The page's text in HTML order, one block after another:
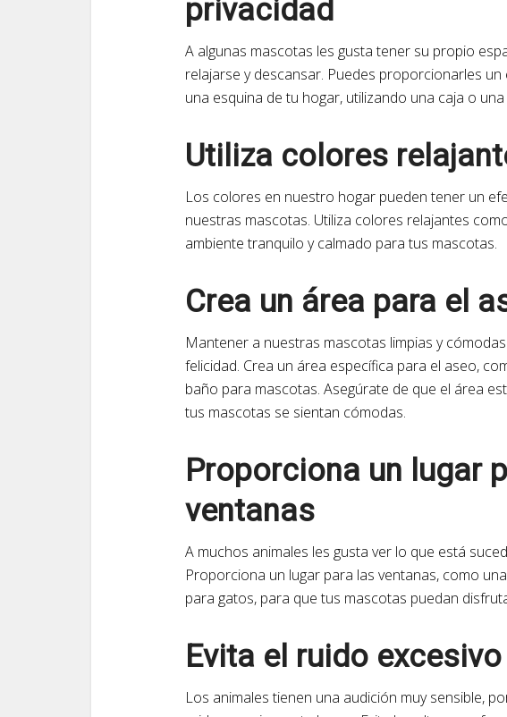
privacidad
A algunas mascotas les gusta tener su propio
relajarse y descansar. Puedes proporcionarles
una esquina de tu hogar, utilizando una caja o
Utiliza colores
Los colores en nuestro hogar pueden tener un
nuestras mascotas. Utiliza colores relajantes
ambiente tranquilo y calmado para tus mascotas.
Crea un área para el
Mantener a nuestras mascotas limpias y
felicidad. Crea un área específica para el aseo,
baño para mascotas. Asegúrate de que el área
tus mascotas se sientan cómodas.
Proporciona un lugar
ventanas
A muchos animales les gusta ver lo que está
Proporciona un lugar para las ventanas, como
para gatos, para que tus mascotas puedan
Evita el ruido excesivo
Los animales tienen una audición muy sensible,